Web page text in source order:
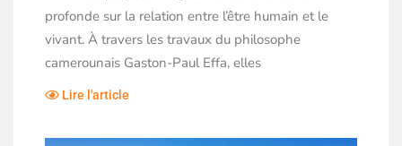
profonde sur la relation entre l’être humain et le
vivant. À travers les travaux du philosophe
camerounais Gaston-Paul Effa, elles
Lire l'article